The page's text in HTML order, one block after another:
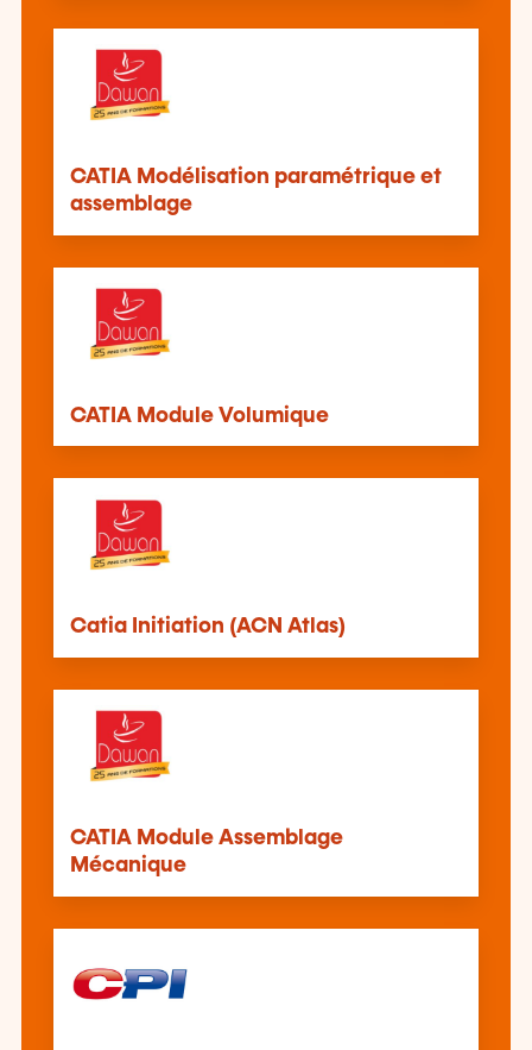
CATIA Modélisation paramétrique et
assemblage
CATIA Module Volumique
Catia Initiation (ACN Atlas)
CATIA Module Assemblage
Mécanique